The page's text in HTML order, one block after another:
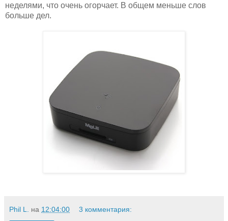
неделями, что очень огорчает. В общем меньше слов
больше дел.
Phil L. на 12:04:00 3 комментария: